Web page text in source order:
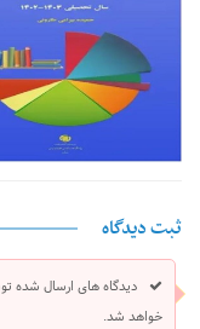
ثبت دیدگاه
دیدگاه های ارسال شده
خواهد شد.